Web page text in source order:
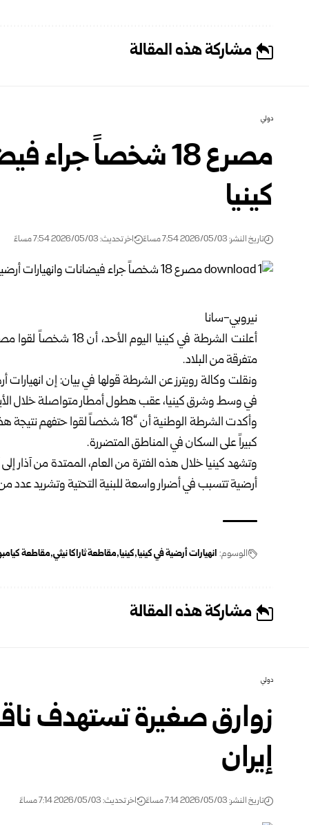
مشاركة هذه المقالة
دولي
مصرع 18 شخصاً
كينيا
تاريخ النشر: 2026/05/03 7:54 مساءً اخر تحديث: 2026/05/03 7:54 مساءً
نيروبي-سانا
أعلنت الشرطة في
متفرقة من البلاد.
ونقلت وكالة رويترز عن الشرطة قولها في بيان: إن
في وسط وشرق كينيا، عقب هطول أمطار متواصلة خلال
وأكدت الشرطة الوطنية أن “18 شخصاً
كبيراً على السكان في المناطق المتضررة.
وتشهد كينيا خلال هذه الفترة من العام، الممتدة من آذار
أرضية تتسبب في أضرار واسعة للبنية التحتية وتشريد عدد
الوسوم: انهيارات أرضية في كينيا كينيا مقاطعة ثاراكا نيثي مقاطعة
مشاركة هذه المقالة
دولي
زوارق صغيرة تستهدف
إيران
تاريخ النشر: 2026/05/03 7:14 مساءً اخر تحديث: 2026/05/03 7:14 مساءً